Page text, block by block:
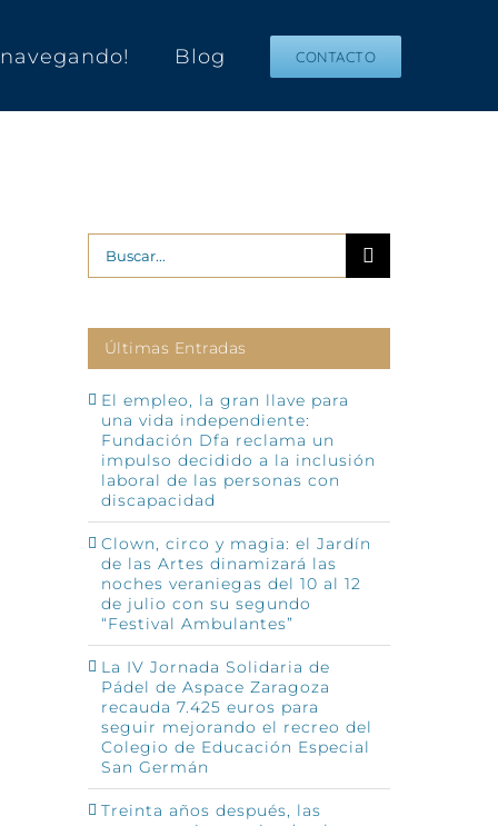
navegando! Blog CONTACTO
Buscar:
Últimas Entradas
El empleo, la gran llave para
una vida independiente:
Fundación Dfa reclama un
impulso decidido a la inclusión
laboral de las personas con
discapacidad
Clown, circo y magia: el Jardín
de las Artes dinamizará las
noches veraniegas del 10 al 12
de julio con su segundo
“Festival Ambulantes”
La IV Jornada Solidaria de
Pádel de Aspace Zaragoza
recauda 7.425 euros para
seguir mejorando el recreo del
Colegio de Educación Especial
San Germán
Treinta años después, las